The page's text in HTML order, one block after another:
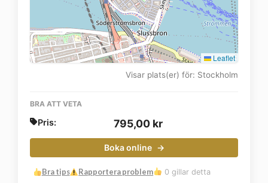
Leaflet
Visar plats(er) för: Stockholm
BRA ATT VETA
Pris: 795,00 kr
Boka online
Bra tips Rapportera problem 0 gillar detta